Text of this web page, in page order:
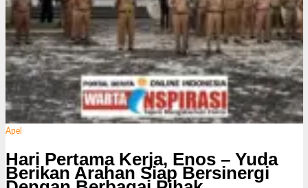
Apel
Hari Pertama Kerja, Enos – Yuda
Berikan Arahan Siap Bersinergi